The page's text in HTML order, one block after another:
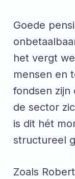
Goede
het vergt
mensen en
fondsen
de sector
is dit hét
structureel
Zoals